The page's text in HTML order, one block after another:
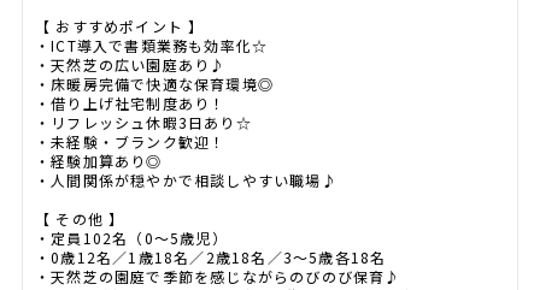
【 おすすめポイント 】
・ICT導入で書類業務も効率化☆
・天然芝の広い園庭あり♪
・床暖房完備で快適な保育環境◎
・借り上げ社宅制度あり！
・リフレッシュ休暇3日あり☆
・未経験・ブランク歓迎！
・経験加算あり◎
・人間関係が穏やかで相談しやすい職場♪
【 その他 】
・定員102名（0～5歳児）
・0歳12名／1歳18名／2歳18名／3～5歳各18名
・天然芝の園庭で季節を感じながらのびのび保育♪